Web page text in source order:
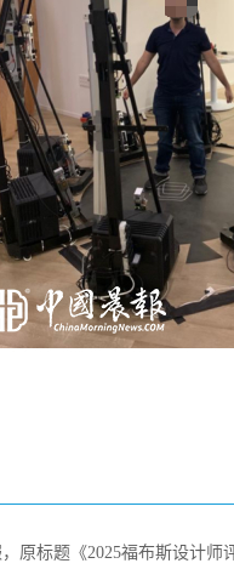
原标题《2025福布斯设计